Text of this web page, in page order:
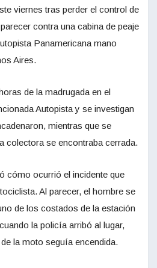
viernes tras perder el control de
contra una cabina de peaje
Panamericana mano
Aires.
de la madrugada en el
Autopista y se investigan
mientras que se
colectora se encontraba cerrada.
cómo ocurrió el incidente que
Al parecer, el hombre se
de los costados de la estación
la policía arribó al lugar,
la moto seguía encendida.